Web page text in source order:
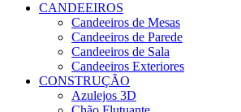
CANDEEIROS
Candeeiros de Mesas
Candeeiros de Parede
Candeeiros de Sala
Candeeiros Exteriores
CONSTRUÇÃO
Azulejos 3D